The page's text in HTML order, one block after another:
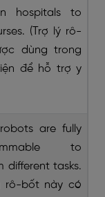
hospitals to
(Trợ lý rô-
dùng trong
để hỗ trợ y
robots are fully
to
different tasks.
rô-bốt này có